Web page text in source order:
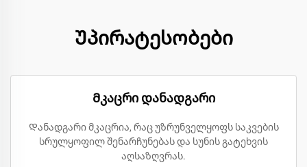
Უპირატესობები
Მკაცრი დანადგარი
Დანადგარი მკაცრია, რაც უზრუნველყოფს საკვების
სრულყოფილ შენარჩუნებას და სუნის გატეხვის
აღსაზღვრას.